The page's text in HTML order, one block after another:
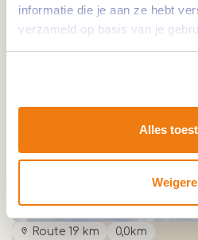
informatie die je aan ze hebt
verzameld op basis van je
Alles
Route 29 km 0,0km
Ruiterroute De Banen en
Route 19 km 0,0km